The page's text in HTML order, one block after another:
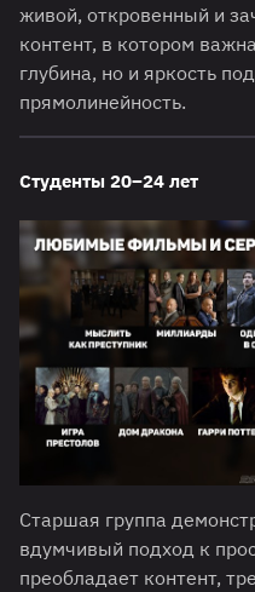
живой, откровенный и
контент, в котором
глубина, но и яркость
прямолинейность.
Студенты 20–24 лет
Старшая группа
вдумчивый подход к
преобладает контент,